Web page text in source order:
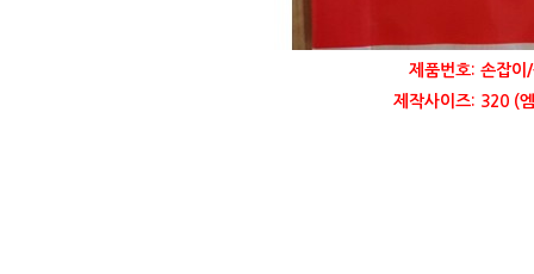
제품번호: 손잡이
제작사이즈: 320 (